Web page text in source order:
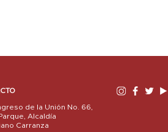
de la Unión No. 66,
Alcaldía
Carranza